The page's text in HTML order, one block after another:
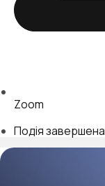
Zoom
Подія завершена